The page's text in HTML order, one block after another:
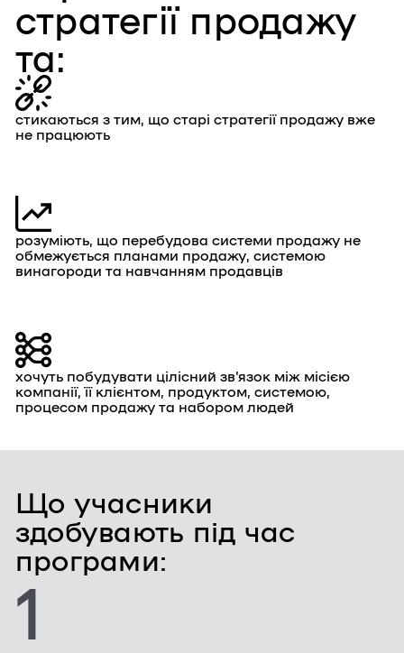
стратегії продажу
та:
стикаються з тим, що старі стратегії продажу вже
не працюють
розуміють, що перебудова системи продажу не
обмежується планами продажу, системою
винагороди та навчанням продавців
хочуть побудувати цілісний зв'язок між місією
компанії, її клієнтом, продуктом, системою,
процесом продажу та набором людей
Що учасники
здобувають під час
програми:
1